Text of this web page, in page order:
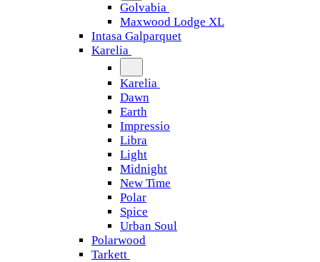
Golvabia
Maxwood Lodge XL
Intasa Galparquet
Karelia
Karelia
Dawn
Earth
Impressio
Libra
Light
Midnight
New Time
Polar
Spice
Urban Soul
Polarwood
Tarkett